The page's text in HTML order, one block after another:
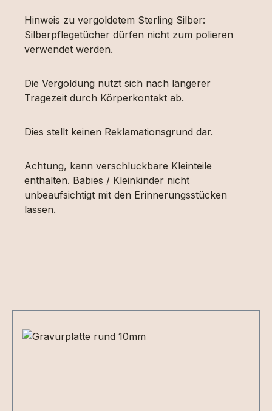
Hinweis zu vergoldetem Sterling Silber:
Silberpflegetücher dürfen nicht zum polieren
verwendet werden.
Die Vergoldung nutzt sich nach längerer
Tragezeit durch Körperkontakt ab.
Dies stellt keinen Reklamationsgrund dar.
Achtung, kann verschluckbare Kleinteile
enthalten. Babies / Kleinkinder nicht
unbeaufsichtigt mit den Erinnerungsstücken
lassen.